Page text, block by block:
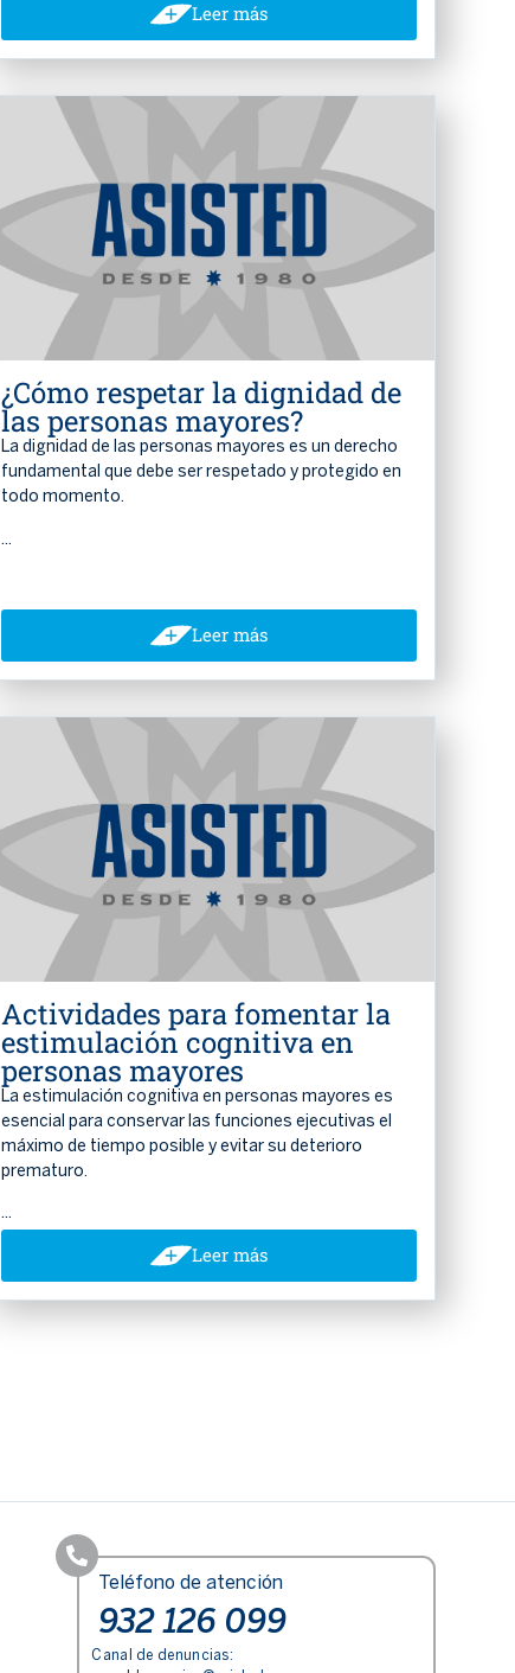
Leer más
¿Cómo respetar la dignidad de
las personas mayores?
La dignidad de las personas mayores es un derecho
fundamental que debe ser respetado y protegido en
todo momento.
Leer más
Actividades para fomentar la
estimulación cognitiva en
personas mayores
La estimulación cognitiva en personas mayores es
esencial para conservar las funciones ejecutivas el
máximo de tiempo posible y evitar su deterioro
prematuro.
...
Leer más
Teléfono de atención
932 126 099
Canal de denuncias: